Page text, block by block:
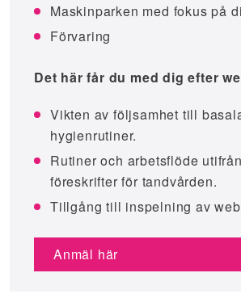
Maskinparken med fokus på
Förvaring
Det här får du med dig efter
Vikten av följsamhet till
hygienrutiner.
Rutiner och arbetsflöde
föreskrifter för tandvården.
Tillgång till inspelning av
Anmäl här